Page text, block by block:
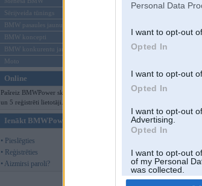
Personal Data
I want to opt-out
Opted In
I want to opt-out
Opted In
I want to opt-out
Advertising.
Opted In
I want to opt-out
of my Personal
was collected.
Opted Out
Sērijveida tūnings
BMW pasaules jaunumi
BMW koncepti
BMW konkurentu jaunumi
Moto
Online
Pašreiz BMWPower skatās 75 viesi
un 5 reģistrēti lietotāji.
Ienākt BMWPower
• Pieslēgties
• Reģistrēties
• Aizmirsi paroli?